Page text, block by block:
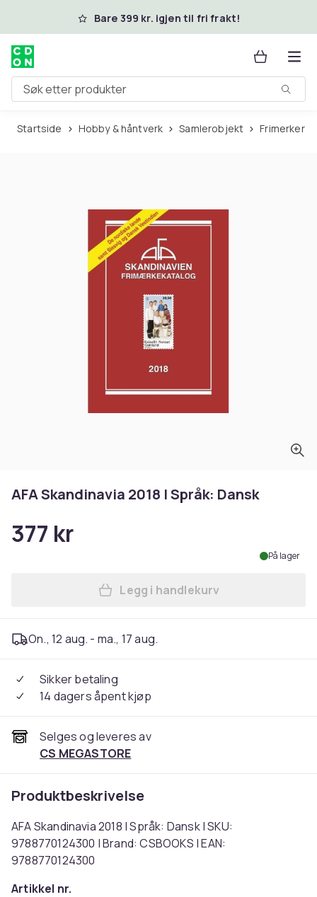
Hopp til hovedinnholdBare 399 kr. igjen til fri frakt!
Søk etter produkter
Startside Hobby & håntverk Samlerobjekt Frimerker
AFA Skandinavia 2018 | Språk: Dansk
377 kr
På lager
Legg AFA Skandinavia
Legg i handlekurv
On., 12 aug. - ma., 17 aug.
Sikker betaling
14 dagers åpent kjøp
Selges og leveres av
CS MEGASTORE
Produktbeskrivelse
AFA Skandinavia 2018 | Språk: Dansk | SKU:
9788770124300 | Brand: CSBOOKS | EAN:
9788770124300
Artikkel nr.